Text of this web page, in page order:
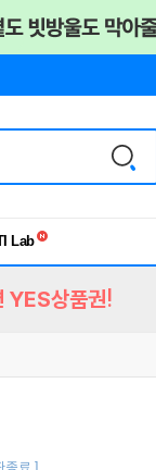
유형검사
YES상품권!
종료 ]